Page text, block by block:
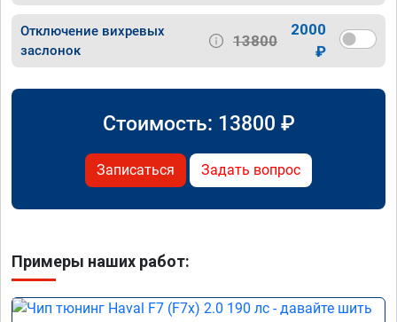
Отключение вихревых
заслонок
13800
2000
₽
Стоимость: 13800 ₽
Записаться Задать вопрос
Примеры наших работ: